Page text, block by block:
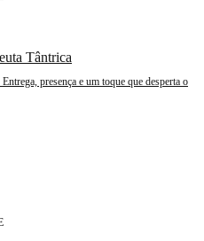
Tântrica
presença e um toque que desperta o